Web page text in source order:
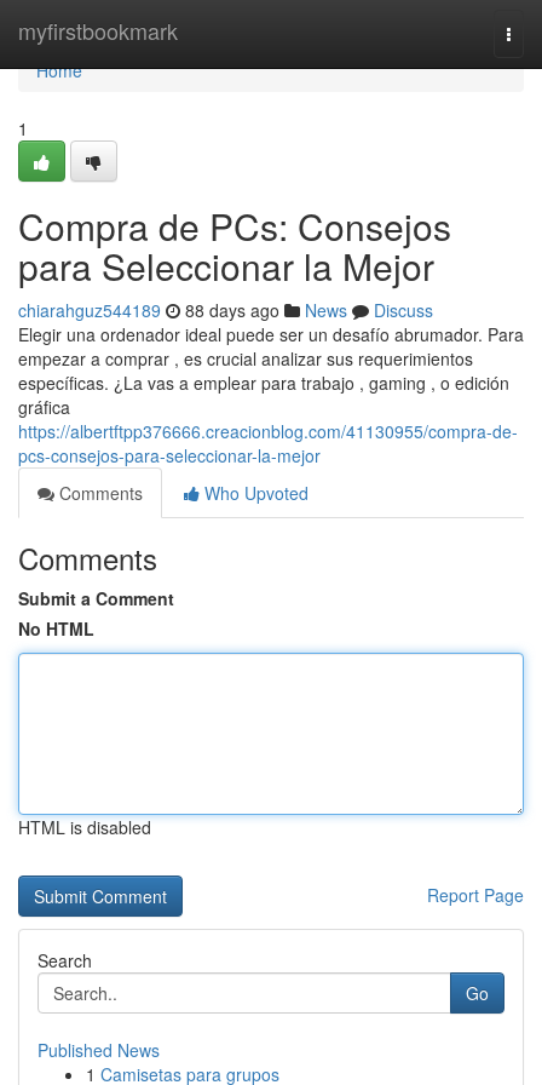
myfirstbookmark
Home
Home
1
Compra de PCs: Consejos
para Seleccionar la Mejor
chiarahguz544189 88 days ago News
Discuss
Elegir una ordenador ideal puede ser un desafío abrumador. Para
empezar a comprar , es crucial analizar sus requerimientos
específicas. ¿La vas a emplear para trabajo , gaming , o edición
gráfica
https://albertftpp376666.creacionblog.com/41130955/compra-de-
pcs-consejos-para-seleccionar-la-mejor
Comments
Who Upvoted
Comments
Submit a Comment
No HTML
HTML is disabled
Report Page
Search
Go
Published News
1 Camisetas para grupos